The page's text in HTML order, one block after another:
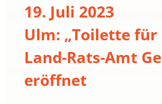
19. Juli 2023
Ulm: „Toilette für
Land-Rats-Amt
eröffnet